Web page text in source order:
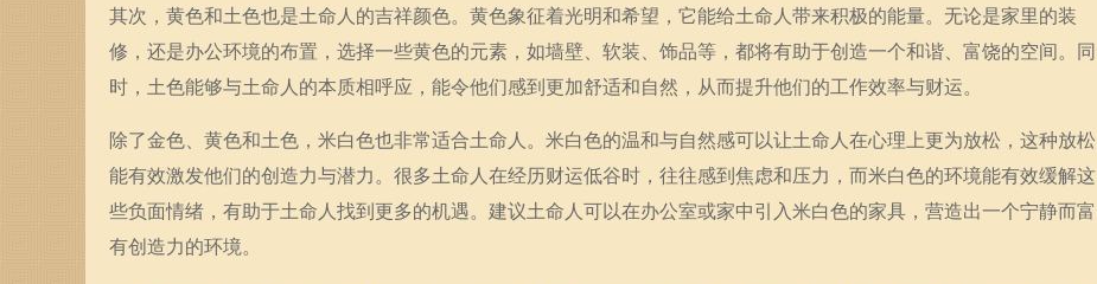
其次，黄色和土色也是土命人的吉祥颜色。黄色象征着光明和希望，它能给土命人带来积极的能量。无论是家里的装
修，还是办公环境的布置，选择一些黄色的元素，如墙壁、软装、饰品等，都将有助于创造一个和谐、富饶的空间。同
时，土色能够与土命人的本质相呼应，能令他们感到更加舒适和自然，从而提升他们的工作效率与财运。
除了金色、黄色和土色，米白色也非常适合土命人。米白色的温和与自然感可以让土命人在心理上更为放松，这种放松
能有效激发他们的创造力与潜力。很多土命人在经历财运低谷时，往往感到焦虑和压力，而米白色的环境能有效缓解这
些负面情绪，有助于土命人找到更多的机遇。建议土命人可以在办公室或家中引入米白色的家具，营造出一个宁静而富
有创造力的环境。